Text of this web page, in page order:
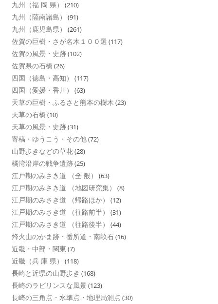
九州（福 岡 県） (210)
九州（薩南諸島） (91)
九州（鹿児島県） (261)
佐賀の巨樹・さが名木１００選 (117)
佐賀の風景・史跡(102)
佐賀県の石橋 (26)
四国（徳島・高知） (117)
四国（愛媛・香川） (63)
天草の巨樹・ふるさと熊本の樹木 (23)
天草の石橋 (10)
天草の風景・史跡(31)
寄稿・ゆうこう・その他(72)
山野歩きなどの草花(28)
橘湾沿岸の戦争遺跡(25)
江戸期のみさき道 （全 般） (63)
江戸期のみさき道 （地図研究集） (8)
江戸期のみさき道 （帰路ほか） (12)
江戸期のみさき道 （往路前半） (31)
江戸期のみさき道 （往路後半） (44)
烽火山のかま跡・番所道・南畝石(16)
近畿・中部・関東 (7)
近畿（兵 庫 県） (118)
長崎と近県の山野歩き (168)
長崎のラビリンスな風景 (123)
長崎の三角点・水準点・地理局測点 (30)